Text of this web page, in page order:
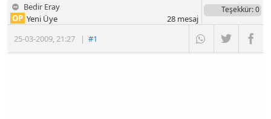
Bedir Eray
25-03-2009,21:27 |#1
OP Yeni Üye
Teşekkür: 0
28mesaj